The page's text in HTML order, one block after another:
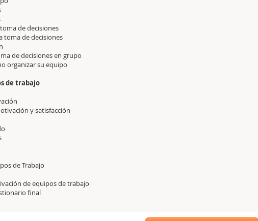
de decisiones
toma de decisiones
de decisiones en grupo
organizar su equipo
de trabajo
y satisfacción
de Trabajo
de equipos de trabajo
final